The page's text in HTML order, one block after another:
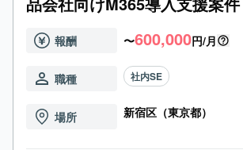
報酬 〜600,000円/月
職種 社内SE
場所 新宿区（東京都）